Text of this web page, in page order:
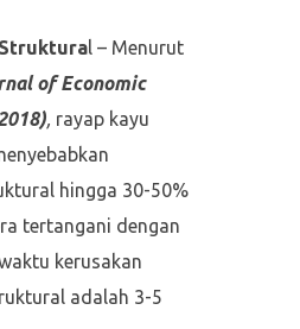
l – Menurut
of Economic
, rayap kayu
hingga 30-50%
tertangani dengan
kerusakan
adalah 3-5